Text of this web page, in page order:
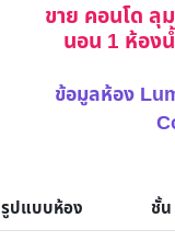
ขาย คอนโด ลุ
นอน 1 ห้อง
ข้อมูลห้อง
รูปแบบห้อง ชั้น